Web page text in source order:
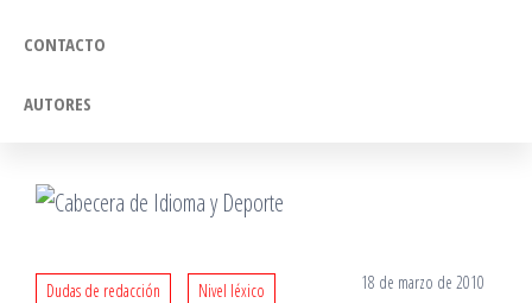
CONTACTO
AUTORES
Dudas de redacción Nivel léxico 18 de marzo de 2010